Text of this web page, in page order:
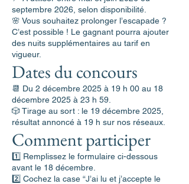
septembre 2026, selon disponibilité.
🌸 Vous souhaitez prolonger l’escapade ?
C’est possible ! Le gagnant pourra ajouter
des nuits supplémentaires au tarif en
vigueur.
Dates du concours
📆 Du 2 décembre 2025 à 19 h 00 au 18
décembre 2025 à 23 h 59.
🎲 Tirage au sort : le 19 décembre 2025,
résultat annoncé à 19 h sur nos réseaux.
Comment participer
1️⃣ Remplissez le formulaire ci-dessous
avant le 18 décembre.
2️⃣ Cochez la case “J’ai lu et j’accepte le